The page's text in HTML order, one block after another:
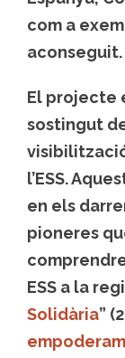
com a
aconseguit.
El projecte
sostingut de
l’ESS.
en els
pioneres
ESS a la
Solidària”